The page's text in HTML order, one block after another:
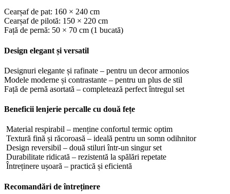
Cearșaf de pat: 160 × 240 cm
Cearșaf de pilotă: 150 × 220 cm
Față de pernă: 50 × 70 cm (1 bucată)
Design elegant și versatil
Designuri elegante și rafinate – pentru un decor armonios
Modele moderne și contrastante – pentru un plus de stil
Față de pernă asortată – completează perfect întregul set
Beneficii lenjerie percalle cu două fețe
Material respirabil – menține confortul termic optim
Textură fină și răcoroasă – ideală pentru un somn odihnitor
Design reversibil – două stiluri într-un singur set
Durabilitate ridicată – rezistentă la spălări repetate
Întreținere ușoară – practică și eficientă
Recomandări de întreținere